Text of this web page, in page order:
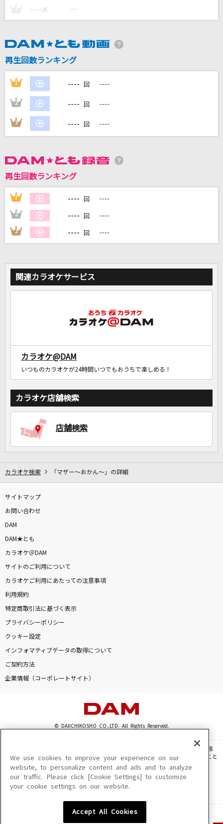
[生音]烈車戦隊トッキュウジャー
Foorin
カラオケ最新情報をチェック！
3 ---- 点 ----
再生回数ランキング
1 ---- 回 ----
2 ---- 回 ----
3 ---- 回 ----
再生回数ランキング
1 ---- 回 ----
2 ---- 回 ----
3 ---- 回 ----
関連カラオケサービス
カラオケ@DAM
いつものカラオケが24時間いつでもおうちで楽しめる！
カラオケ店舗検索
店舗検索
カラオケ検索 「マザー～おかん～」の詳細
サイトマップ
お問い合わせ
DAM
DAM★とも
カラオケ＠DAM
サイトのご利用について
カラオケご利用にあたっての注意事項
利用規約
特定商取引法に基づく表示
プライバシーポリシー
クッキー設定
インフォマティブデータの取得について
ご契約方法
企業情報（コーポレートサイト）
© DAIICHIKOSHO CO.,LTD. All Rights Reserved.
このサイトに掲載されている一切の文章・画像・写真・動画・音声等を、手段や形態
を問わず、著作権法の定める範囲を超えて無断で複製、転載、ファイル化などすること
を禁じます。
楽曲及びコンテンツは、機種によりご利用いただけない場合があります。
楽曲及びコンテンツの配信日、配信内容が変更になる場合があります。
We use cookies to improve your experience on our
website, to personalize content and ads and to analyze
our traffic. Please click [Cookie Settings] to customize
your cookie settings on our website.
Accept All Cookies